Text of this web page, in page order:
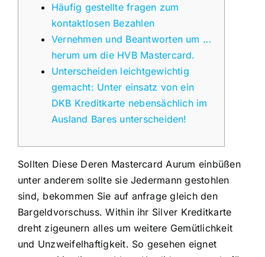
Häufig gestellte fragen zum
kontaktlosen Bezahlen
Vernehmen und Beantworten um …
herum um die HVB Mastercard.
Unterscheiden leichtgewichtig
gemacht: Unter einsatz von ein
DKB Kreditkarte nebensächlich im
Ausland Bares unterscheiden!
Sollten Diese Deren Mastercard Aurum einbüßen
unter anderem sollte sie Jedermann gestohlen
sind, bekommen Sie auf anfrage gleich den
Bargeldvorschuss. Within ihr Silver Kreditkarte
dreht zigeunern alles um weitere Gemütlichkeit
und Unzweifelhaftigkeit. So gesehen eignet